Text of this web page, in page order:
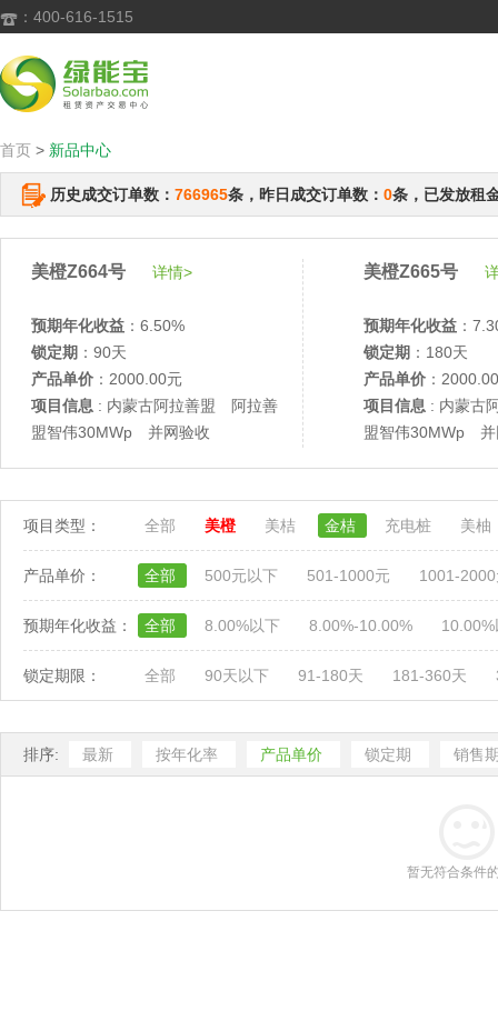
 ：400-616-1515
首页 > 新品中心
历史成交订单数： 766965条，昨日成交订单数： 0条，已发放租
美橙Z664号 详情>
预期年化收益 ：6.50%
锁定期 ：90天
产品单价 ：2000.00元
项目信息 : 内蒙古阿拉善盟 阿拉善
盟智伟30MWp 并网验收
美橙Z665号
预期年化收益 ：
锁定期 ：180天
产品单价 ：
项目信息 : 内蒙古
盟智伟30MWp 并
项目类型： 全部 美橙 美桔 金桔 充电桩 美柚
产品单价： 全部 500元以下 501-1000元 1001-
预期年化收益： 全部 8.00%以下 8.00%-10.00%
锁定期限： 全部 90天以下 91-180天 181-360天
排序: 最新 按年化率 产品单价 锁定期 销售
暂无符合条件